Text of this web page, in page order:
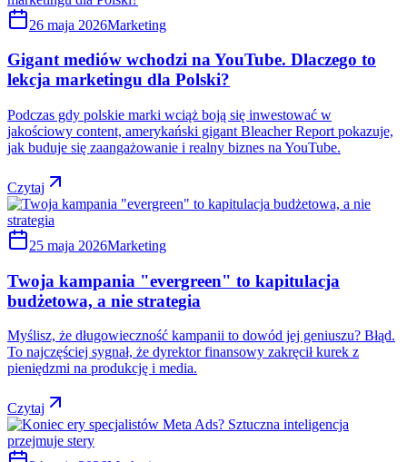
26 maja 2026Marketing
Gigant mediów wchodzi na YouTube. Dlaczego to
lekcja marketingu dla Polski?
Podczas gdy polskie marki wciąż boją się inwestować w
jakościowy content, amerykański gigant Bleacher Report pokazuje,
jak buduje się zaangażowanie i realny biznes na YouTube.
Czytaj
25 maja 2026Marketing
Twoja kampania "evergreen" to kapitulacja
budżetowa, a nie strategia
Myślisz, że długowieczność kampanii to dowód jej geniuszu? Błąd.
To najczęściej sygnał, że dyrektor finansowy zakręcił kurek z
pieniędzmi na produkcję i media.
Czytaj